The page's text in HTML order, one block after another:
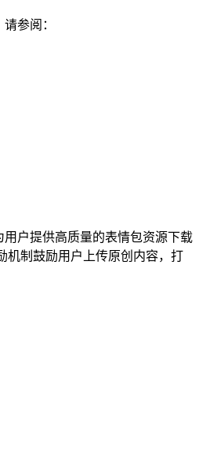
参阅：
户提供高质量的表情包资源下载
机制鼓励用户上传原创内容，打